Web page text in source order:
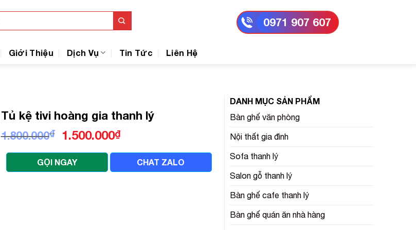
0971 907 607
Giới Thiệu Dịch Vụ Tin Tức Liên Hệ
DANH MỤC SẢN PHẨM
Bàn ghế văn phòng
Nội thất gia đình
Sofa thanh lý
Salon gỗ thanh lý
Bàn ghế cafe thanh lý
Bàn ghế quán ăn nhà hàng
Tủ kệ tivi hoàng gia thanh lý
1.800.000₫
Giá
là:
1.800.000₫.
1.500.000₫Giá
là:
GỌI NGAY CHAT ZALO